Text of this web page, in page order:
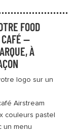
FOOD
—
À
logo sur un
Airstream
couleurs pastel
un menu